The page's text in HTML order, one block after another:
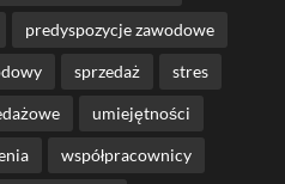
predyspozycje zawodowe
sprzedaż stres
umiejętności
współpracownicy